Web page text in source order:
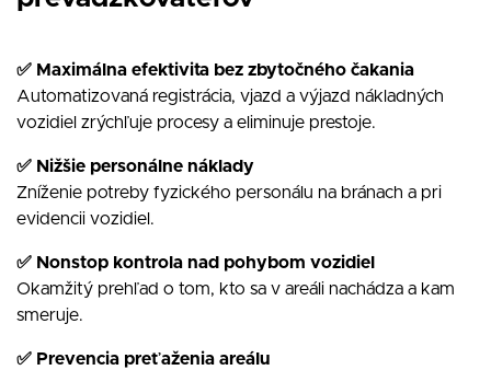
✅ Maximálna efektivita bez zbytočného čakania
Automatizovaná registrácia, vjazd a výjazd nákladných
vozidiel zrýchľuje procesy a eliminuje prestoje.
✅ Nižšie personálne náklady
Zníženie potreby fyzického personálu na bránach a pri
evidencii vozidiel.
✅ Nonstop kontrola nad pohybom vozidiel
Okamžitý prehľad o tom, kto sa v areáli nachádza a kam
smeruje.
✅ Prevencia preťaženia areálu